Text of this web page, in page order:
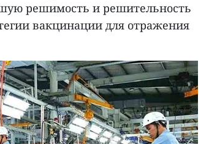
решимость и решительность
вакцинации для отражения